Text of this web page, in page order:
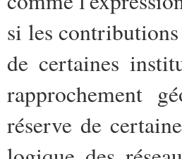
si les
de certaines
rapprochement
réserve de